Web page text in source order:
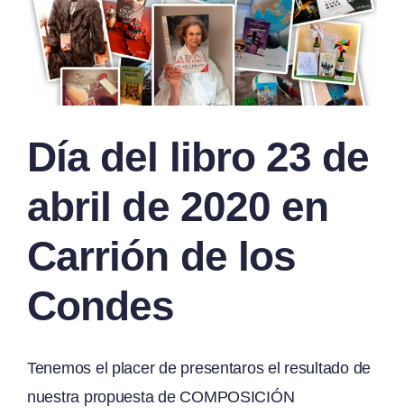
Día del libro 23 de
abril de 2020 en
Carrión de los
Condes
Tenemos el placer de presentaros el resultado de
nuestra propuesta de COMPOSICIÓN